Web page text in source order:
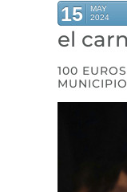
15
MAY
2024
el
100